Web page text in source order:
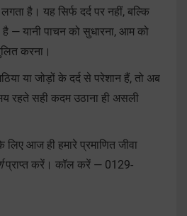
है। यह सिर्फ दर्द पर नहीं, बल्कि
— यानी पाचन को सुधारना, आम को
करना।
या जोड़ों के दर्द से परेशान हैं, तो अब
सही कदम उठाना ही असली
लिए आज ही हमारे प्रमाणित जीवा
प्राप्त करें। कॉल करें — 0129-